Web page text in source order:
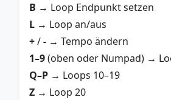
B → Loop Endpunkt setzen
L → Loop an/aus
+/- → Tempo ändern
1–9(oben oder Numpad) →
Q–P → Loops 10–19
Z → Loop 20